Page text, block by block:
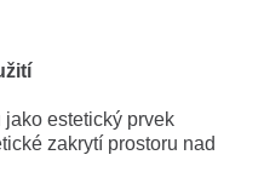
jako estetický prvek
zakrytí prostoru nad